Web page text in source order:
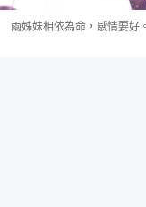
兩姊妹相依為命，感情要好